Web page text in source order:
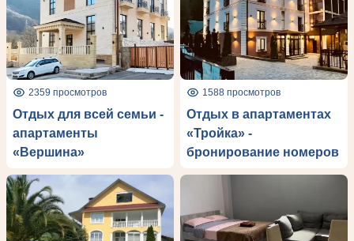
2359 просмотров
Отдых для всей семьи -
апартаменты
«Вершина»
1588 просмотров
Отдых в апартаментах
«Тройка» -
бронирование номеров